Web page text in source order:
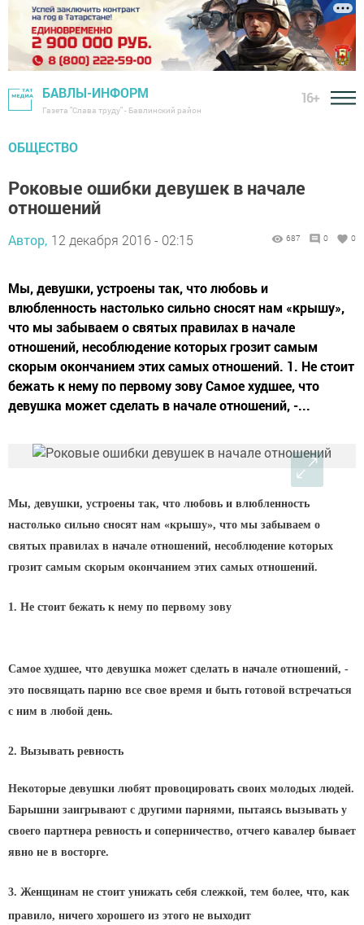
БАВЛЫ-ИНФОРМ
Газета "Слава труду" - Бавлинский район
16+
ОБЩЕСТВО
Роковые ошибки девушек в начале
отношений
Автор, 12 декабря 2016 - 02:15 687 0 0
Мы, девушки, устроены так, что любовь и
влюбленность настолько сильно сносят нам «крышу»,
что мы забываем о святых правилах в начале
отношений, несоблюдение которых грозит самым
скорым окончанием этих самых отношений. 1. Не стоит
бежать к нему по первому зову Самое худшее, что
девушка может сделать в начале отношений, -...
Мы, девушки, устроены так, что любовь и влюбленность
настолько сильно сносят нам «крышу», что мы забываем о
святых правилах в начале отношений, несоблюдение которых
грозит самым скорым окончанием этих самых отношений.
1. Не стоит бежать к нему по первому зову
Самое худшее, что девушка может сделать в начале отношений, -
это посвящать парню все свое время и быть готовой встречаться
с ним в любой день.
2. Вызывать ревность
Некоторые девушки любят провоцировать своих молодых людей.
Барышни заигрывают с другими парнями, пытаясь вызывать у
своего партнера ревность и соперничество, отчего кавалер бывает
явно не в восторге.
3. Женщинам не стоит унижать себя слежкой, тем более, что, как
правило, ничего хорошего из этого не выходит